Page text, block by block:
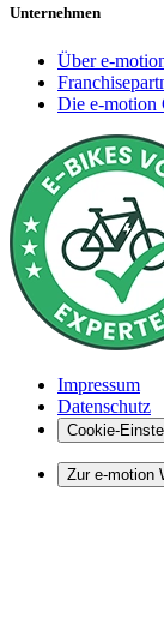
Unternehmen
Über e-
Die e-motion
Impressum
Datenschutz
Cookie-
Zur e-motion